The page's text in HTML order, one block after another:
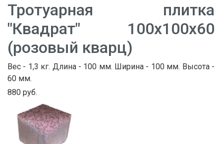
Тротуарная плитка
"Квадрат" 100х100х60
(розовый кварц)
Вес - 1,3 кг. Длина - 100 мм. Ширина - 100 мм. Высота -
60 мм.
880 руб.